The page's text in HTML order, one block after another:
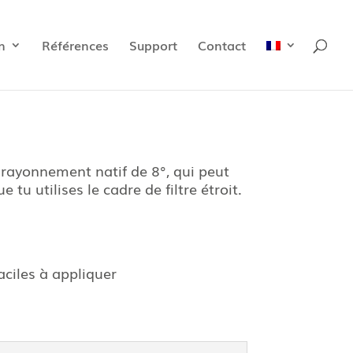
Références Support Contact
natif de 8°, qui peut
tu utilises le cadre de filtre étroit.
à appliquer